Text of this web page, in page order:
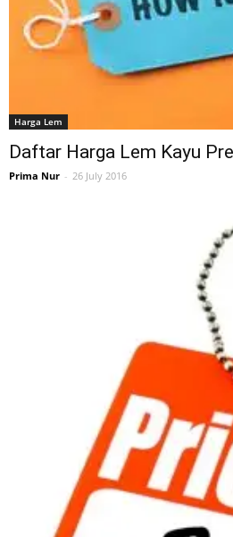
Harga Lem
Daftar Harga Lem Kayu
Prima Nur - 26 July 2016